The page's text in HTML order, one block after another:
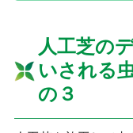
人工芝の
いされる
の３